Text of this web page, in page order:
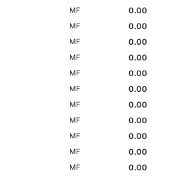
MF
0.00
MF
0.00
MF
0.00
MF
0.00
MF
0.00
MF
0.00
MF
0.00
MF
0.00
MF
0.00
MF
0.00
MF
0.00